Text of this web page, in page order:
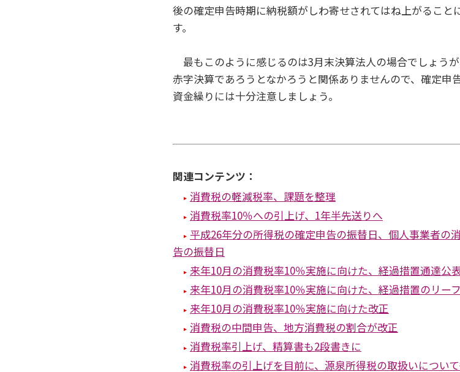
後の確定申告時期に納税額がしわ寄せされてはね上がること
す。
最もこのように感じるのは3月末決算法人の場合でしょう
赤字決算であろうとなかろうと関係ありませんので、確定申
資金繰りには十分注意しましょう。
関連コンテンツ：
消費税の軽減税率、課題を整理
消費税率10％への引上げ、1年半先送りへ
平成26年分の所得税の確定申告の振替日、個人事業者の
告の振替日
来年10月の消費税率10％実施に向けた、経過措置通達公
来年10月の消費税率10％実施に向けた、経過措置のリー
来年10月の消費税率10％実施に向けた改正
消費税の中間申告、地方消費税の割合が改正
消費税率引上げ、精算書も2段書きに
消費税率の引上げを目前に、源泉所得税の取扱いについ